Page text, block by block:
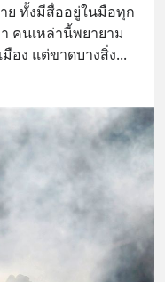
ย ทั้งมีสื่ออยู่ในมือทุก
คนเหล่านี้พยายาม
อง แต่ขาดบางสิ่ง